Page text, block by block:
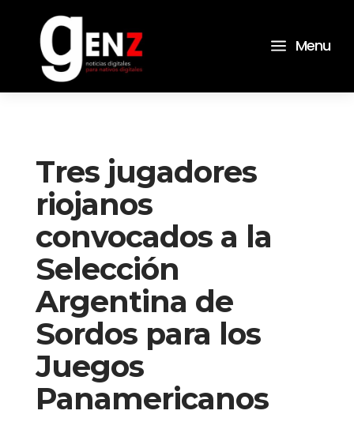
a Menu
Tres jugadores
riojanos
convocados a la
Selección
Argentina de
Sordos para los
Juegos
Panamericanos